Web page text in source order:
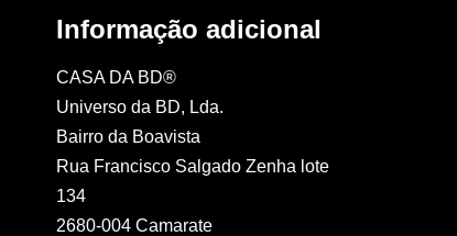
Informação adicional
CASA DA BD®
Universo da BD, Lda.
Bairro da Boavista
Rua Francisco Salgado Zenha lote
134
2680-004 Camarate